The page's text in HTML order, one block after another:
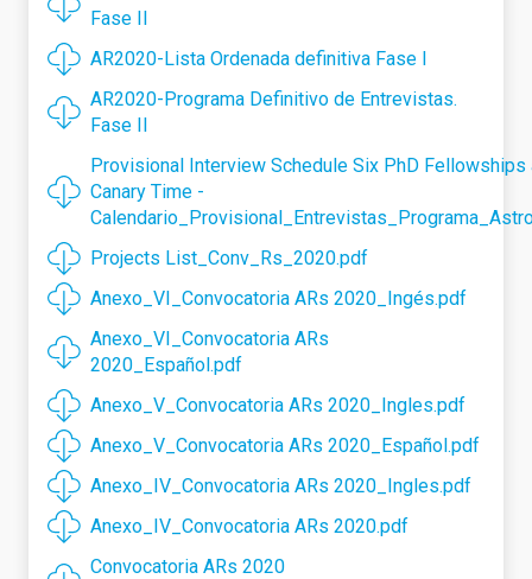
Fase II
AR2020-Lista Ordenada definitiva Fase I
AR2020-Programa Definitivo de Entrevistas.
Fase II
Provisional Interview Schedule Six PhD Fellowships
Canary Time -
Projects List_Conv_Rs_2020.pdf
Anexo_VI_Convocatoria ARs 2020_Ingés.pdf
Anexo_VI_Convocatoria ARs
2020_Español.pdf
Anexo_V_Convocatoria ARs 2020_Ingles.pdf
Anexo_V_Convocatoria ARs 2020_Español.pdf
Anexo_IV_Convocatoria ARs 2020_Ingles.pdf
Anexo_IV_Convocatoria ARs 2020.pdf
Convocatoria ARs 2020